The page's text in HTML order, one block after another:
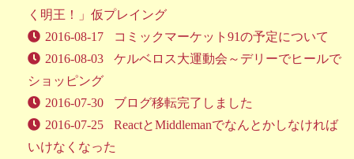
く明王！」仮プレイング
2016-08-17
コミックマーケット91の予定について
2016-08-03
ケルベロス大運動会～デリーでヒールで
ショッピング
2016-07-30
ブログ移転完了しました
2016-07-25
ReactとMiddlemanでなんとかしなければ
いけなくなった